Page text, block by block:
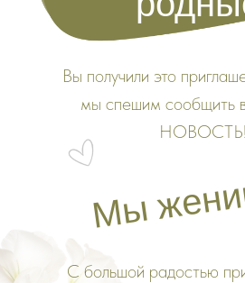
С большой радостью
Вы получили это
мы спешим сообщить
НОВОСТЬ!
Мы